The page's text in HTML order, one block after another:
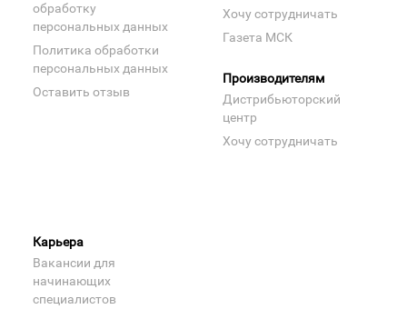
обработку
персональных данных
Политика обработки
персональных данных
Оставить отзыв
Хочу сотрудничать
Газета МСК
Производителям
Дистрибьюторский
центр
Хочу сотрудничать
Карьера
Вакансии для
начинающих
специалистов